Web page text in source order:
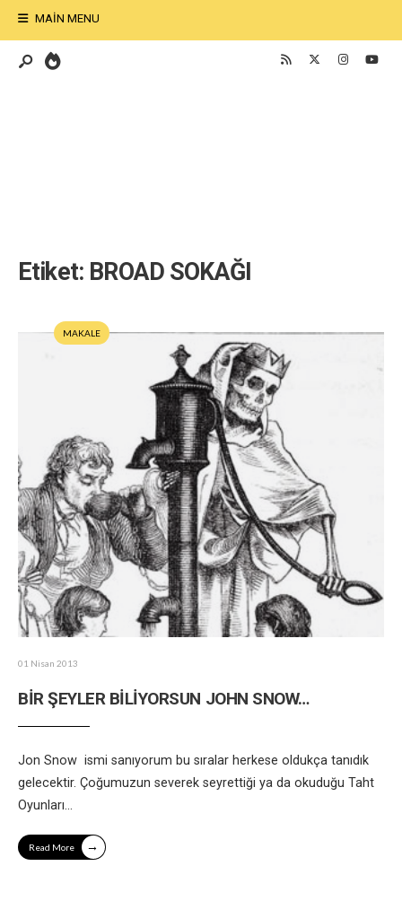
MAIN MENU
Etiket: BROAD SOKAĞI
MAKALE
01 Nisan 2013
BİR ŞEYLER BİLİYORSUN JOHN SNOW…
Jon Snow ismi sanıyorum bu sıralar herkese oldukça tanıdık
gelecektir. Çoğumuzun severek seyrettiği ya da okuduğu Taht
Oyunları...
Read More →